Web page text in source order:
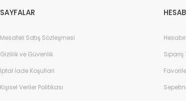
SAYFALAR
Mesafeli Satış Sözleşmesi
Gizlilik ve Güvenlik
İptal İade Koşullari
Kişisel Veriler Politikası
Sipariş